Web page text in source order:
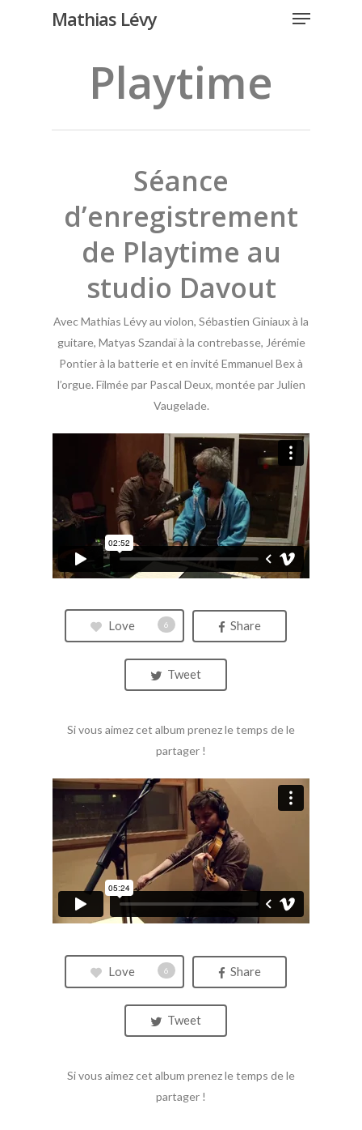
Mathias Lévy Menu
Playtime
Séance
d’enregistrement
de Playtime au
studio Davout
Avec Mathias Lévy au violon, Sébastien Giniaux à la
guitare, Matyas Szandaï à la contrebasse, Jérémie
Pontier à la batterie et en invité Emmanuel Bex à
l’orgue. Filmée par Pascal Deux, montée par Julien
Vaugelade.
Love 6 Share
Tweet
Si vous aimez cet album prenez le temps de le
partager !
Love 6 Share
Tweet
Si vous aimez cet album prenez le temps de le
partager !